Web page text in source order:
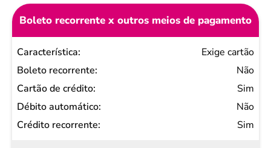
Boleto recorrente x outros meios de pagamento
Característica
Boleto
recorrente
Cartão
de
Exige cartão
Não
Sim
Não
Sim